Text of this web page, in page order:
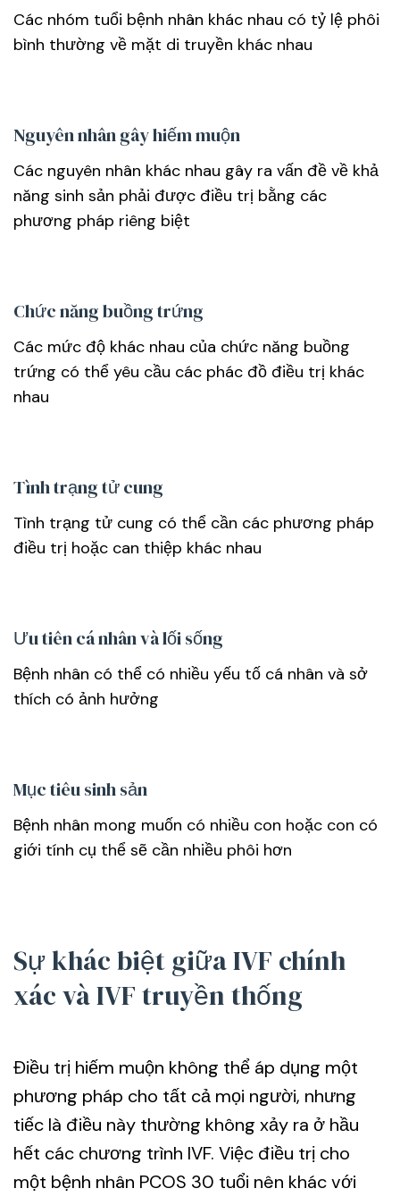
Các nhóm tuổi bệnh nhân khác nhau có tỷ lệ phôi
bình thường về mặt di truyền khác nhau
Nguyên nhân gây hiếm muộn
Các nguyên nhân khác nhau gây ra vấn đề về khả
năng sinh sản phải được điều trị bằng các
phương pháp riêng biệt
Chức năng buồng trứng
Các mức độ khác nhau của chức năng buồng
trứng có thể yêu cầu các phác đồ điều trị khác
nhau
Tình trạng tử cung
Tình trạng tử cung có thể cần các phương pháp
điều trị hoặc can thiệp khác nhau
Ưu tiên cá nhân và lối sống
Bệnh nhân có thể có nhiều yếu tố cá nhân và sở
thích có ảnh hưởng
Mục tiêu sinh sản
Bệnh nhân mong muốn có nhiều con hoặc con có
giới tính cụ thể sẽ cần nhiều phôi hơn
Sự khác biệt giữa IVF chính
xác và IVF truyền thống
Điều trị hiếm muộn không thể áp dụng một
phương pháp cho tất cả mọi người, nhưng
tiếc là điều này thường không xảy ra ở hầu
hết các chương trình IVF. Việc điều trị cho
một bệnh nhân PCOS 30 tuổi nên khác với